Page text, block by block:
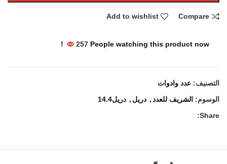
Compare
Add to wishlist
257 People watching this product now!
التصنيف: عدد وادوات
الوسوم: الشريف للعدد, دريل , دريل14.4
Share: